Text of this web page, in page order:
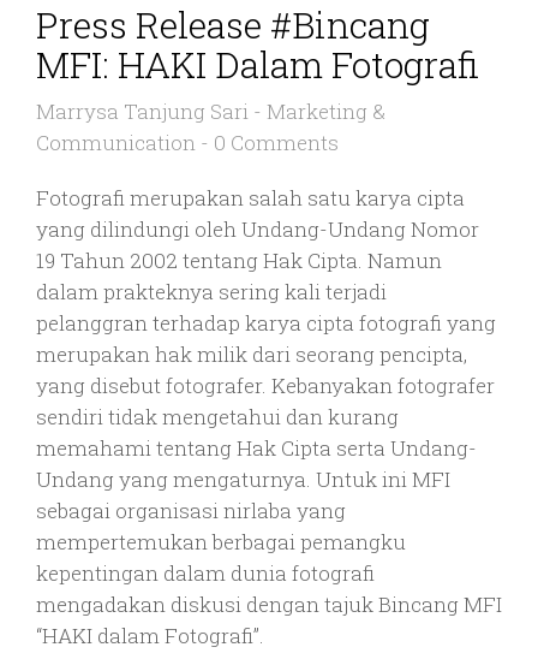
Press Release #Bincang
MFI: HAKI Dalam Fotografi
Marrysa Tanjung Sari - Marketing &
Communication - 0 Comments
Fotografi merupakan salah satu karya cipta
yang dilindungi oleh Undang-Undang Nomor
19 Tahun 2002 tentang Hak Cipta. Namun
dalam prakteknya sering kali terjadi
pelanggran terhadap karya cipta fotografi yang
merupakan hak milik dari seorang pencipta,
yang disebut fotografer. Kebanyakan fotografer
sendiri tidak mengetahui dan kurang
memahami tentang Hak Cipta serta Undang-
Undang yang mengaturnya. Untuk ini MFI
sebagai organisasi nirlaba yang
mempertemukan berbagai pemangku
kepentingan dalam dunia fotografi
mengadakan diskusi dengan tajuk Bincang MFI
“HAKI dalam Fotografi”.